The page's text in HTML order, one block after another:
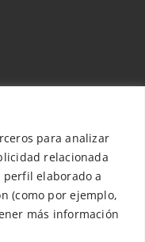
para analizar
relacionada
elaborado a
(como por ejemplo,
más información